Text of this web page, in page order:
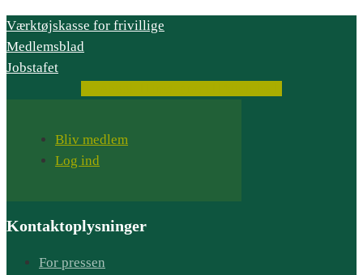
Værktøjskasse for frivillige
Medlemsblad
Jobstafet
Bliv medlem
Log ind
Kontaktoplysninger
For pressen